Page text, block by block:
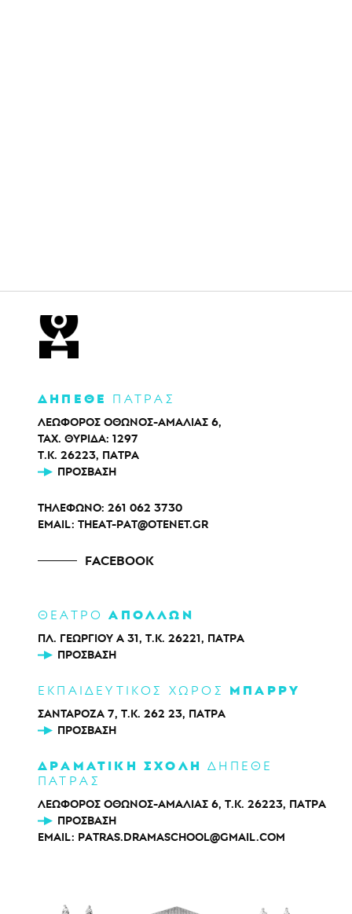
ΔΗΠΕΘΕ ΠΑΤΡΑΣ
ΛΕΩΦΟΡΟΣ ΟΘΩΝΟΣ-ΑΜΑΛΙΑΣ 6,
ΤΑΧ. ΘΥΡΙΔΑ: 1297
Τ.Κ. 26223, ΠΑΤΡΑ
ΠΡΌΣΒΑΣΗ
ΤΗΛΕΦΩΝΟ: 261 062 3730
EMAIL: THEAT-PAT@OTENET.GR
FACEBOOK
ΘΕΑΤΡΟΑΠΟΛΛΩΝ
ΠΛ. ΓΕΩΡΓΙΟΥ Α 31, Τ.Κ. 26221, ΠΑΤΡΑ
ΠΡΌΣΒΑΣΗ
ΕΚΠΑΙΔΕΥΤΙΚΟΣ ΧΩΡΟΣ ΜΠΑΡΡΥ
ΣΑΝΤΑΡΟΖΑ 7, Τ.Κ. 262 23, ΠΑΤΡΑ
ΠΡΌΣΒΑΣΗ
ΔΡΑΜΑΤΙΚΗ ΣΧΟΛΗ ΔΗΠΕΘΕ
ΠΑΤΡΑΣ
ΛΕΩΦΟΡΟΣ ΟΘΩΝΟΣ-ΑΜΑΛΙΑΣ 6, Τ.Κ. 26223, ΠΑΤΡΑ
ΠΡΌΣΒΑΣΗ
EMAIL: PATRAS.DRAMASCHOOL@GMAIL.COM